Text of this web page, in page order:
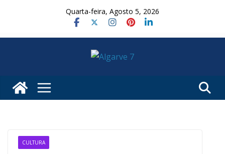
Quarta-feira, Agosto 5, 2026
CULTURA